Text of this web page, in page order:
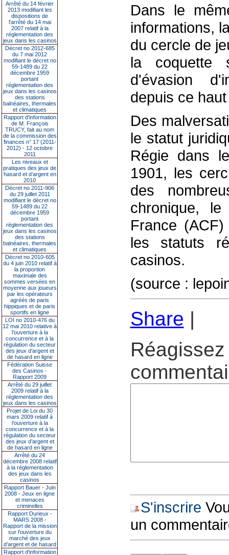
Arrêté du 14 février
2013 modifiant les
dispositions de
l'arrêté du 14 mai
2007 relatif à la
réglementation des
jeux dans les casinos
Décret no 2012-685
du 7 mai 2012
modifiant le décret no
59-1489 du 22
décembre 1959
portant
réglementation des
jeux dans les casinos
des stations
balnéaires, thermales
et climatiques
Rapport d'information
de M. François
TRUCY, fait au nom
de la commission des
finances n° 17 (2011-
2012) - 12 octobre
2011
Les niveaux et
pratiques des jeux de
hasard et d’argent en
2010
Décret no 2011-906
du 29 juillet 2011
modifiant le décret no
59-1489 du 22
décembre 1959
portant
réglementation des
jeux dans les casinos
des stations
balnéaires, thermales
et climatiques
Décret no 2010-605
du 4 juin 2010 relatif à
la proportion
maximale des
sommes versées en
moyenne aux joueurs
par les opérateurs
agréés de paris
hippiques et de paris
sportifs en ligne
LOI no 2010-476 du
12 mai 2010 relative à
l’ouverture à la
concurrence et à la
régulation du secteur
des jeux d’argent et
de hasard en ligne
Fédération Suisse
des Casinos -
Rapport 2009
Arrêté du 29 juillet
2009 relatif à la
réglementation des
jeux dans les casinos
Projet de Loi du 30
mars 2009 relatif à
l’ouverture à la
concurrence et à la
régulation du secteur
des jeux d’argent et
de hasard en ligne
Arrêté du 24
décembre 2008 relatif
à la réglementation
des jeux dans les
casinos
Rapport Bauer - Juin
2008 - Jeux en ligne
et menaces
criminelles
Rapport Durieux -
MARS 2008 -
Rapport de la mission
sur l’ouverture du
marché des jeux
d’argent et de hasard
Rapport d'information
Dans le
informations,
du cercle de
la coquette
d'évasion
depuis ce
Des
le statut
Régie dans
1901, les
des
chronique,
France
les statuts
casinos.
(source :
Share |
S'inscrire
un